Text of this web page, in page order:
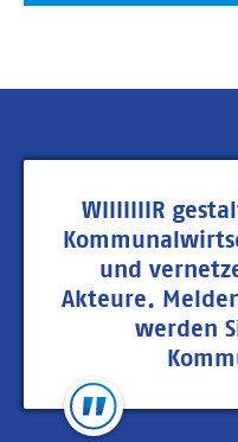
WIIIIIIIR
und
Akteure.
werden